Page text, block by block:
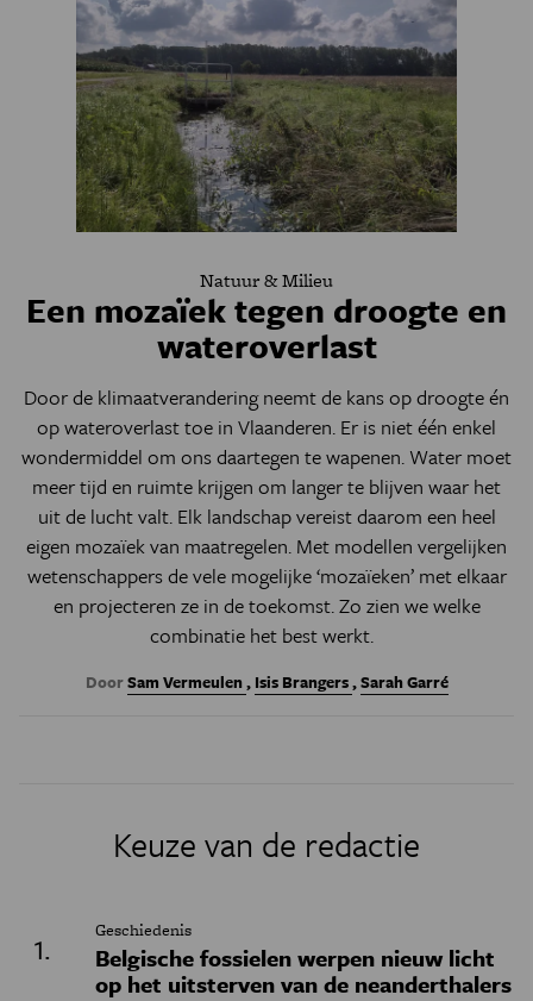
Natuur & Milieu
Een mozaïek tegen droogte en
wateroverlast
Door de klimaatverandering neemt de kans op droogte én
op wateroverlast toe in Vlaanderen. Er is niet één enkel
wondermiddel om ons daartegen te wapenen. Water moet
meer tijd en ruimte krijgen om langer te blijven waar het
uit de lucht valt. Elk landschap vereist daarom een heel
eigen mozaïek van maatregelen. Met modellen vergelijken
wetenschappers de vele mogelijke ‘mozaïeken’ met elkaar
en projecteren ze in de toekomst. Zo zien we welke
combinatie het best werkt.
DoorSam Vermeulen, Isis Brangers,Sarah Garré
Keuze van de redactie
Geschiedenis
Belgische fossielen werpen nieuw licht
op het uitsterven van de neanderthalers